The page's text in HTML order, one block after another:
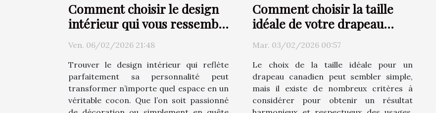
Comment choisir le design
intérieur qui vous ressemble
?
Ven. 06/02/2026 21:48
Trouver le design intérieur qui reflète
parfaitement sa personnalité peut
transformer n’importe quel espace en un
véritable cocon. Que l’on soit passionné
Comment choisir la taille
idéale de votre drapeau
canadien ?
Mar. 03/02/2026 00:57
Le choix de la taille idéale pour un
drapeau canadien peut sembler simple,
mais il existe de nombreux critères à
considérer pour obtenir un résultat